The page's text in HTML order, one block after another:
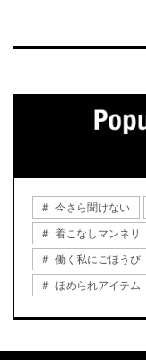
今さら聞けない
着こなしマンネリ
働く私にごほうび
ほめられアイテム